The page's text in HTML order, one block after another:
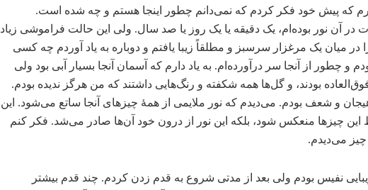
که پیش خود فکر کردم که نمی‌دانم چطور اینجا هستم و چه شده است.
در آن نور بوده‌ام، یک دقیقه یا یک روز یا صد سال. ولی این حالت فراموشی زیاد
در میان یک مرغزار سرسبز و مطلقاً زیبا یافتم و دوباره به یاد آوردم چه کسی
و چطور از آنجا سر درآورده‌‌ام. به یاد دارم که آسمان آنجا بسیار آبی بود ولی
بودند، و گل‌ها همه شکفته و رنگ‌هایی داشتند که من هرگز ندیده بودم.
و شعف بودم. می‌دیدم که نور ملایمی از همۀ چیزهای آنجا ساتع می‌شود. این
این چیزها منعکس شود، بلکه این نور از درون خود آن‌ها صادر می‌شد. فکر کنم
می‌دیدم.
نفیس بودم ولی بعد از مدتی شروع به قدم زدن کردم. چند قدم بیشتر